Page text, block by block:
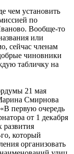
чем установить
по
Вообще-то
или
сейчас членам
чиновники
табличку на
21 мая
Смирнова
первую очередь
от 1 декабря
развития
который
организовать